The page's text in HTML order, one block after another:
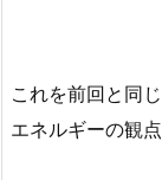
これを前回と同じ
エネルギーの観